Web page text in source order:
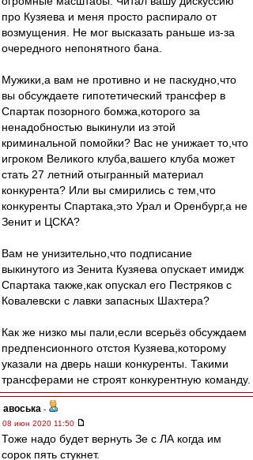
про Кузяева и меня просто распирало от
возмущения. Не мог высказать раньше из-за
очередного непонятного бана.
Мужики,а вам не противно и не паскудно,что
вы обсуждаете гипотетический трансфер в
Спартак позорного бомжа,которого за
ненадобностью выкинули из этой
криминальной помойки? Вас не унижает то,что
игроком Великого клуба,вашего клуба может
стать 27 летний отыгранный материал
конкурента? Или вы смирились с тем,что
конкуренты Спартака,это Урал и Оренбург,а не
Зенит и ЦСКА?
Вам не унизительно,что подписание
выкинутого из Зенита Кузяева опускает имидж
Спартака также,как опускал его Пестряков с
Ковалевски с лавки запасных Шахтера?
Как же низко мы пали,если всерьёз обсуждаем
предпенсионного отстоя Кузяева,которому
указали на дверь наши конкуренты. Такими
трансферами не строят конкурентную команду.
авоська -
08 июн 2020 11:50
Тоже надо будет вернуть Зе с ЛА когда им
сорок пять стукнет.